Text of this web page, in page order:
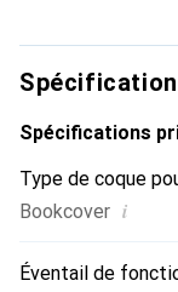
produits de haute
fiable pour une
Spécifications
Type de coque
Bookcover i
Éventail de